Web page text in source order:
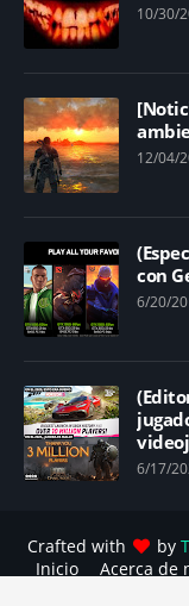
10/30/
12/04/
con
6/20/
6/17/
Crafted with by
Inicio
Acerca de